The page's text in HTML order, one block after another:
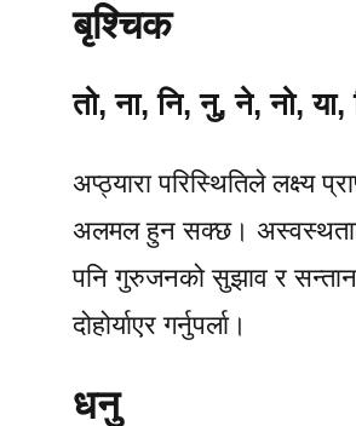
बृश्चिक
तो, ना, नि, नु, ने, नो, या,
अप्ठ्यारा परिस्थितिले लक्ष्य
अलमल हुन सक्छ।
पनि गुरुजनको सुझाव र
दोहोर्याएर गर्नुपर्ला।
धनु